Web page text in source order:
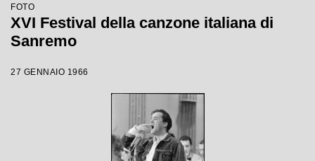
FOTO
XVI Festival della canzone italiana di
Sanremo
27 GENNAIO 1966